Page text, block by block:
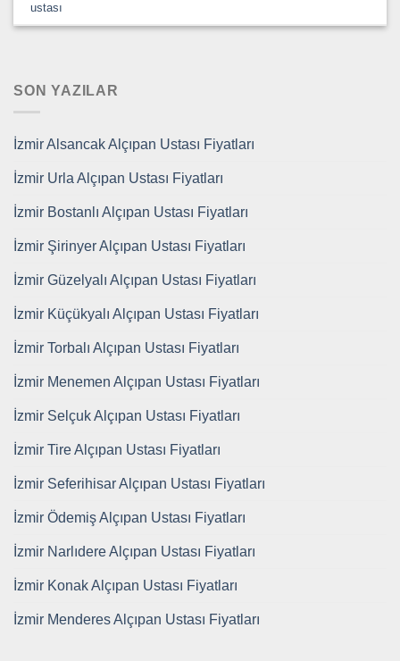
ustası
SON YAZILAR
İzmir Alsancak Alçıpan Ustası Fiyatları
İzmir Urla Alçıpan Ustası Fiyatları
İzmir Bostanlı Alçıpan Ustası Fiyatları
İzmir Şirinyer Alçıpan Ustası Fiyatları
İzmir Güzelyalı Alçıpan Ustası Fiyatları
İzmir Küçükyalı Alçıpan Ustası Fiyatları
İzmir Torbalı Alçıpan Ustası Fiyatları
İzmir Menemen Alçıpan Ustası Fiyatları
İzmir Selçuk Alçıpan Ustası Fiyatları
İzmir Tire Alçıpan Ustası Fiyatları
İzmir Seferihisar Alçıpan Ustası Fiyatları
İzmir Ödemiş Alçıpan Ustası Fiyatları
İzmir Narlıdere Alçıpan Ustası Fiyatları
İzmir Konak Alçıpan Ustası Fiyatları
İzmir Menderes Alçıpan Ustası Fiyatları